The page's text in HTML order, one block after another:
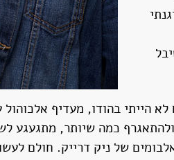
אמנית החלילים חפציבה זר-אביב (2011) וניגנתי
הייתי בהודו, מעדיף
של ניק דרייק. חולם